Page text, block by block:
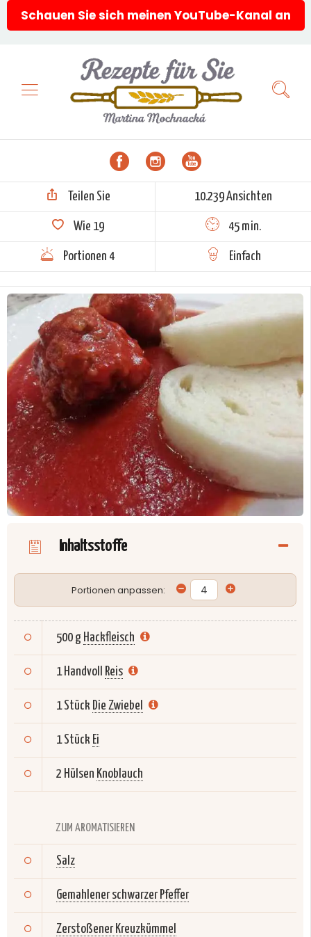
Schauen Sie sich meinen YouTube-Kanal an
Teilen Sie 10.239 Ansichten
Wie 19 45 min.
Portionen 4 Einfach
Inhaltsstoffe
Portionen anpassen:
500 g Hackfleisch
1 Handvoll Reis
1 Stück Die Zwiebel
1 Stück Ei
2 Hülsen Knoblauch
ZUM AROMATISIEREN
Salz
Gemahlener schwarzer Pfeffer
Zerstoßener Kreuzkümmel